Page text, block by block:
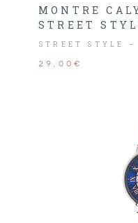
MONTRE
STREET
STREET STYLE
29,00€